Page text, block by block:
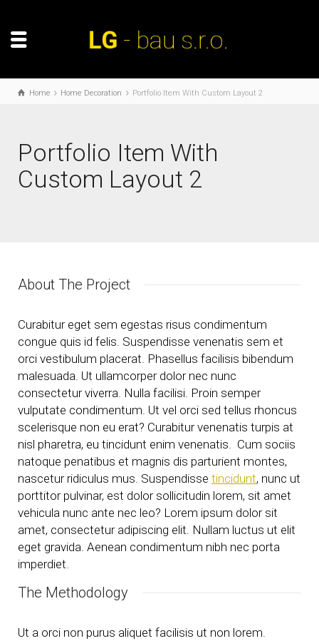
Home Home Decoration Portfolio Item With Custom Layout 2
Portfolio Item With
Custom Layout 2
About The Project
Curabitur eget sem egestas risus condimentum
congue quis id felis. Suspendisse venenatis sem et
orci vestibulum placerat. Phasellus facilisis bibendum
malesuada. Ut ullamcorper dolor nec nunc
consectetur viverra. Nulla facilisi. Proin semper
vulputate condimentum. Ut vel orci sed tellus rhoncus
scelerisque non eu erat? Curabitur venenatis turpis at
nisl pharetra, eu tincidunt enim venenatis. Cum sociis
natoque penatibus et magnis dis parturient montes,
nascetur ridiculus mus. Suspendisse tincidunt, nunc ut
porttitor pulvinar, est dolor sollicitudin lorem, sit amet
vehicula nunc ante nec leo? Lorem ipsum dolor sit
amet, consectetur adipiscing elit. Nullam luctus ut elit
eget gravida. Aenean condimentum nibh nec porta
imperdiet.
The Methodology
Ut a orci non purus aliquet facilisis ut non lorem.